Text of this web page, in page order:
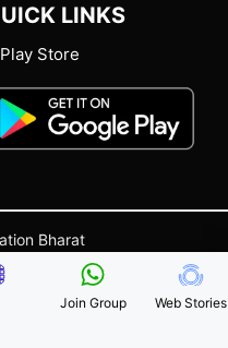
LINKS
Play Store
Bharat
Terms and Conditions
Join Group Web Stories